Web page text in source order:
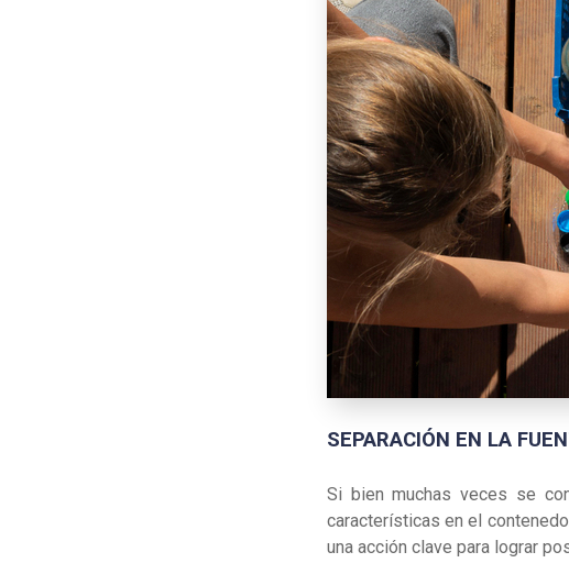
SEPARACIÓN EN LA
Si bien muchas veces se
características en el
una acción clave para lograr